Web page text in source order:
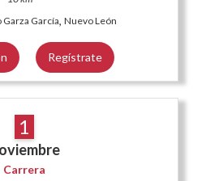
Garza García, Nuevo León
Regístrate
1
Carrera